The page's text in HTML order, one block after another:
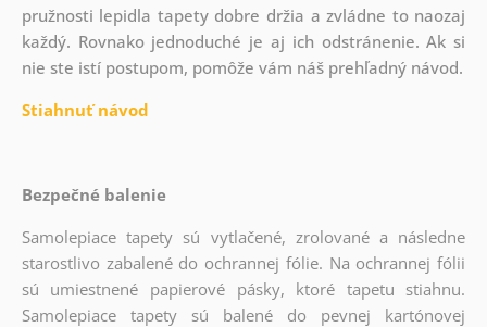
pružnosti lepidla tapety dobre držia a zvládne to naozaj
každý. Rovnako jednoduché je aj ich odstránenie. Ak si
nie ste istí postupom, pomôže vám náš prehľadný návod.
Stiahnuť návod
Bezpečné balenie
Samolepiace tapety sú vytlačené, zrolované a následne
starostlivo zabalené do ochrannej fólie. Na ochrannej fólii
sú umiestnené papierové pásky, ktoré tapetu stiahnu.
Samolepiace tapety sú balené do pevnej kartónovej